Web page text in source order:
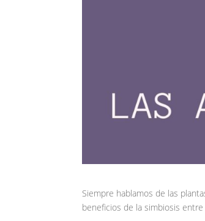
Siempre hablamos de las
beneficios de la simbiosis